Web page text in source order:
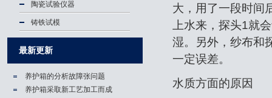
陶瓷试验仪器
铸铁试模
最新更新
养护箱的分析故障张问题
养护箱​采取新工艺加工而成
大，用了一段时间
上水来，探头1就
湿。另外，纱布和
一定误差。
水质方面的原因